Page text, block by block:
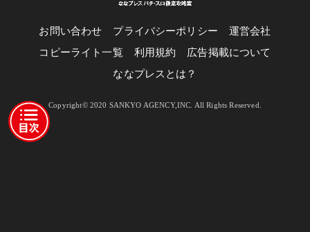
お問い合わせ プライバシーポリシー
運営会社
コピーライト一覧
利用規約
広告掲載について
ななプレスとは？
Copyright© 2020 SANKYO AGENCY,INC. All Rights Reserved.